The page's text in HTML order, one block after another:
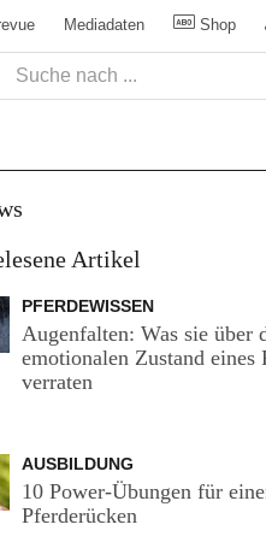
Mediadaten Shop
Artikel
PFERDEWISSEN
Augenfalten: Was sie über
emotionalen Zustand eines
verraten
AUSBILDUNG
10 Power-Übungen für
Pferderücken